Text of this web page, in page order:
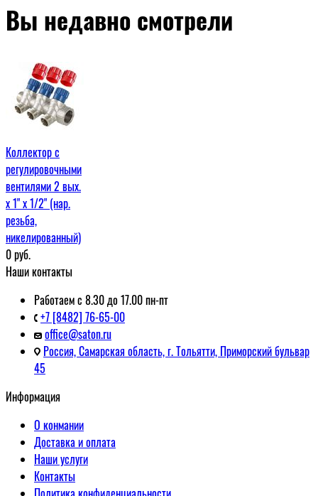
Вы недавно смотрели
Коллектор с
регулировочными
вентилями 2 вых.
х 1" х 1/2" (нар.
резьба,
никелированный)
0руб.
Наши контакты
Работаем с 8.30 до 17.00 пн-пт
+7 [8482] 76-65-00
office@saton.ru
Россия, Самарская область, г. Тольятти, Приморский бульвар
45
Информация
О конмании
Доставка и оплата
Наши услуги
Контакты